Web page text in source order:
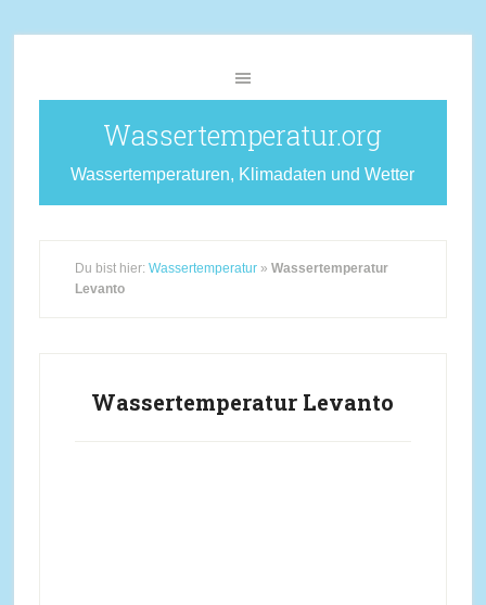
Wassertemperatur.org
Wassertemperaturen, Klimadaten und Wetter
Du bist hier: Wassertemperatur» Wassertemperatur
Levanto
Wassertemperatur Levanto